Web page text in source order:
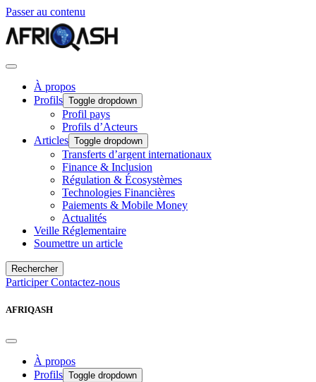
Passer au contenu
À propos
Profils Toggle dropdown
Profil pays
Profils d’Acteurs
Articles Toggle dropdown
Transferts d’argent internationaux
Finance & Inclusion
Régulation & Écosystèmes
Technologies Financières
Paiements & Mobile Money
Actualités
Veille Réglementaire
Soumettre un article
Rechercher
ParticiperContactez-nous
AFRIQASH
À propos
Profils Toggle dropdown